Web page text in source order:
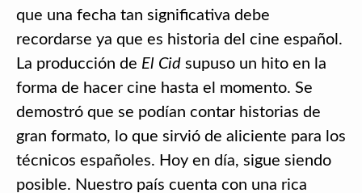
que una fecha tan significativa debe
recordarse ya que es historia del cine español.
La producción de El Cid supuso un hito en la
forma de hacer cine hasta el momento. Se
demostró que se podían contar historias de
gran formato, lo que sirvió de aliciente para los
técnicos españoles. Hoy en día, sigue siendo
posible. Nuestro país cuenta con una rica